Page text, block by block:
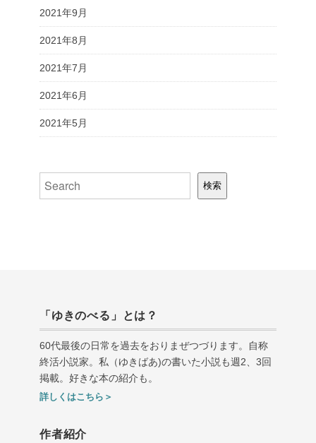
2021年9月
2021年8月
2021年7月
2021年6月
2021年5月
検索 検索
「ゆきのべる」とは？
60代最後の日常を過去をおりまぜつづります。自称
終活小説家。私（ゆきばあ)の書いた小説も週 2 3回
掲載。好きな本の紹介も。
詳しくはこちら＞
作者紹介